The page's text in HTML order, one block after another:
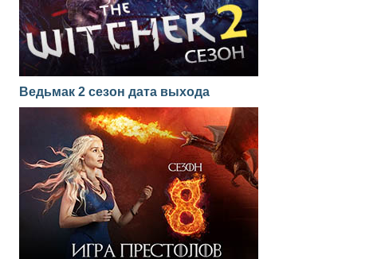
Ведьмак 2 сезон дата выхода